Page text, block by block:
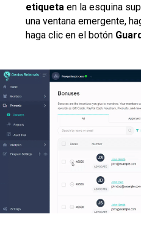
etiqueta en la esquina
una ventana emergente,
haga clic en el botón